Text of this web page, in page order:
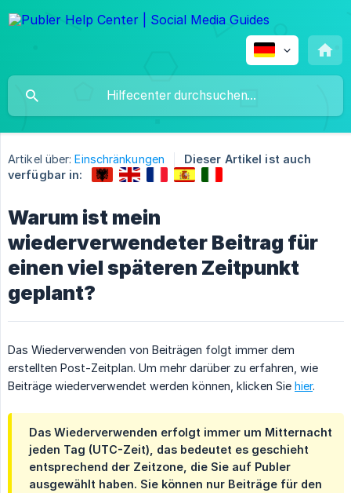
Artikel über: Einschränkungen
Dieser Artikel ist auch
verfügbar in:
Warum ist mein
wiederverwendeter Beitrag für
einen viel späteren Zeitpunkt
geplant?
Das Wiederverwenden von Beiträgen folgt immer dem
erstellten Post-Zeitplan. Um mehr darüber zu erfahren, wie
Beiträge wiederverwendet werden können, klicken Sie hier.
Das Wiederverwenden erfolgt immer um Mitternacht
jeden Tag (UTC-Zeit), das bedeutet es geschieht
entsprechend der Zeitzone, die Sie auf Publer
ausgewählt haben. Sie können nur Beiträge für den